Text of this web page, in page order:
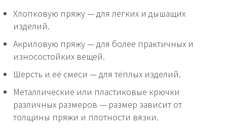
Хлопковую пряжу — для лёгких и дышащих
изделий.
Акриловую пряжу — для более практичных и
износостойких вещей.
Шерсть и её смеси — для тёплых изделий.
Металлические или пластиковые крючки
различных размеров — размер зависит от
толщины пряжи и плотности вязки.